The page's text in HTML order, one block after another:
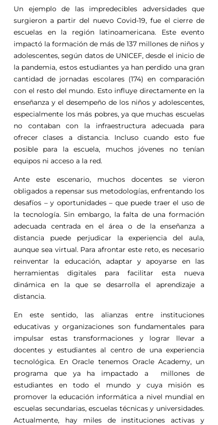
Un ejemplo de las impredecibles adversidades que
surgieron a partir del nuevo Covid-19, fue el cierre de
escuelas en la región latinoamericana. Este evento
impactó la formación de más de 137 millones de niños y
adolescentes, según datos de UNICEF, desde el inicio de
la pandemia, estos estudiantes ya han perdido una gran
cantidad de jornadas escolares (174) en comparación
con el resto del mundo. Esto influye directamente en la
enseñanza y el desempeño de los niños y adolescentes,
especialmente los más pobres, ya que muchas escuelas
no contaban con la infraestructura adecuada para
ofrecer clases a distancia. Incluso cuando esto fue
posible para la escuela, muchos jóvenes no tenían
equipos ni acceso a la red.
Ante este escenario, muchos docentes se vieron
obligados a repensar sus metodologías, enfrentando los
desafíos – y oportunidades – que puede traer el uso de
la tecnología. Sin embargo, la falta de una formación
adecuada centrada en el área o de la enseñanza a
distancia puede perjudicar la experiencia del aula,
aunque sea virtual. Para afrontar este reto, es necesario
reinventar la educación, adaptar y apoyarse en las
herramientas digitales para facilitar esta nueva
dinámica en la que se desarrolla el aprendizaje a
distancia.
En este sentido, las alianzas entre instituciones
educativas y organizaciones son fundamentales para
impulsar estas transformaciones y lograr llevar a
docentes y estudiantes al centro de una experiencia
tecnológica. En Oracle tenemos Oracle Academy, un
programa que ya ha impactado a millones de
estudiantes en todo el mundo y cuya misión es
promover la educación informática a nivel mundial en
escuelas secundarias, escuelas técnicas y universidades.
Actualmente, hay miles de instituciones activas y